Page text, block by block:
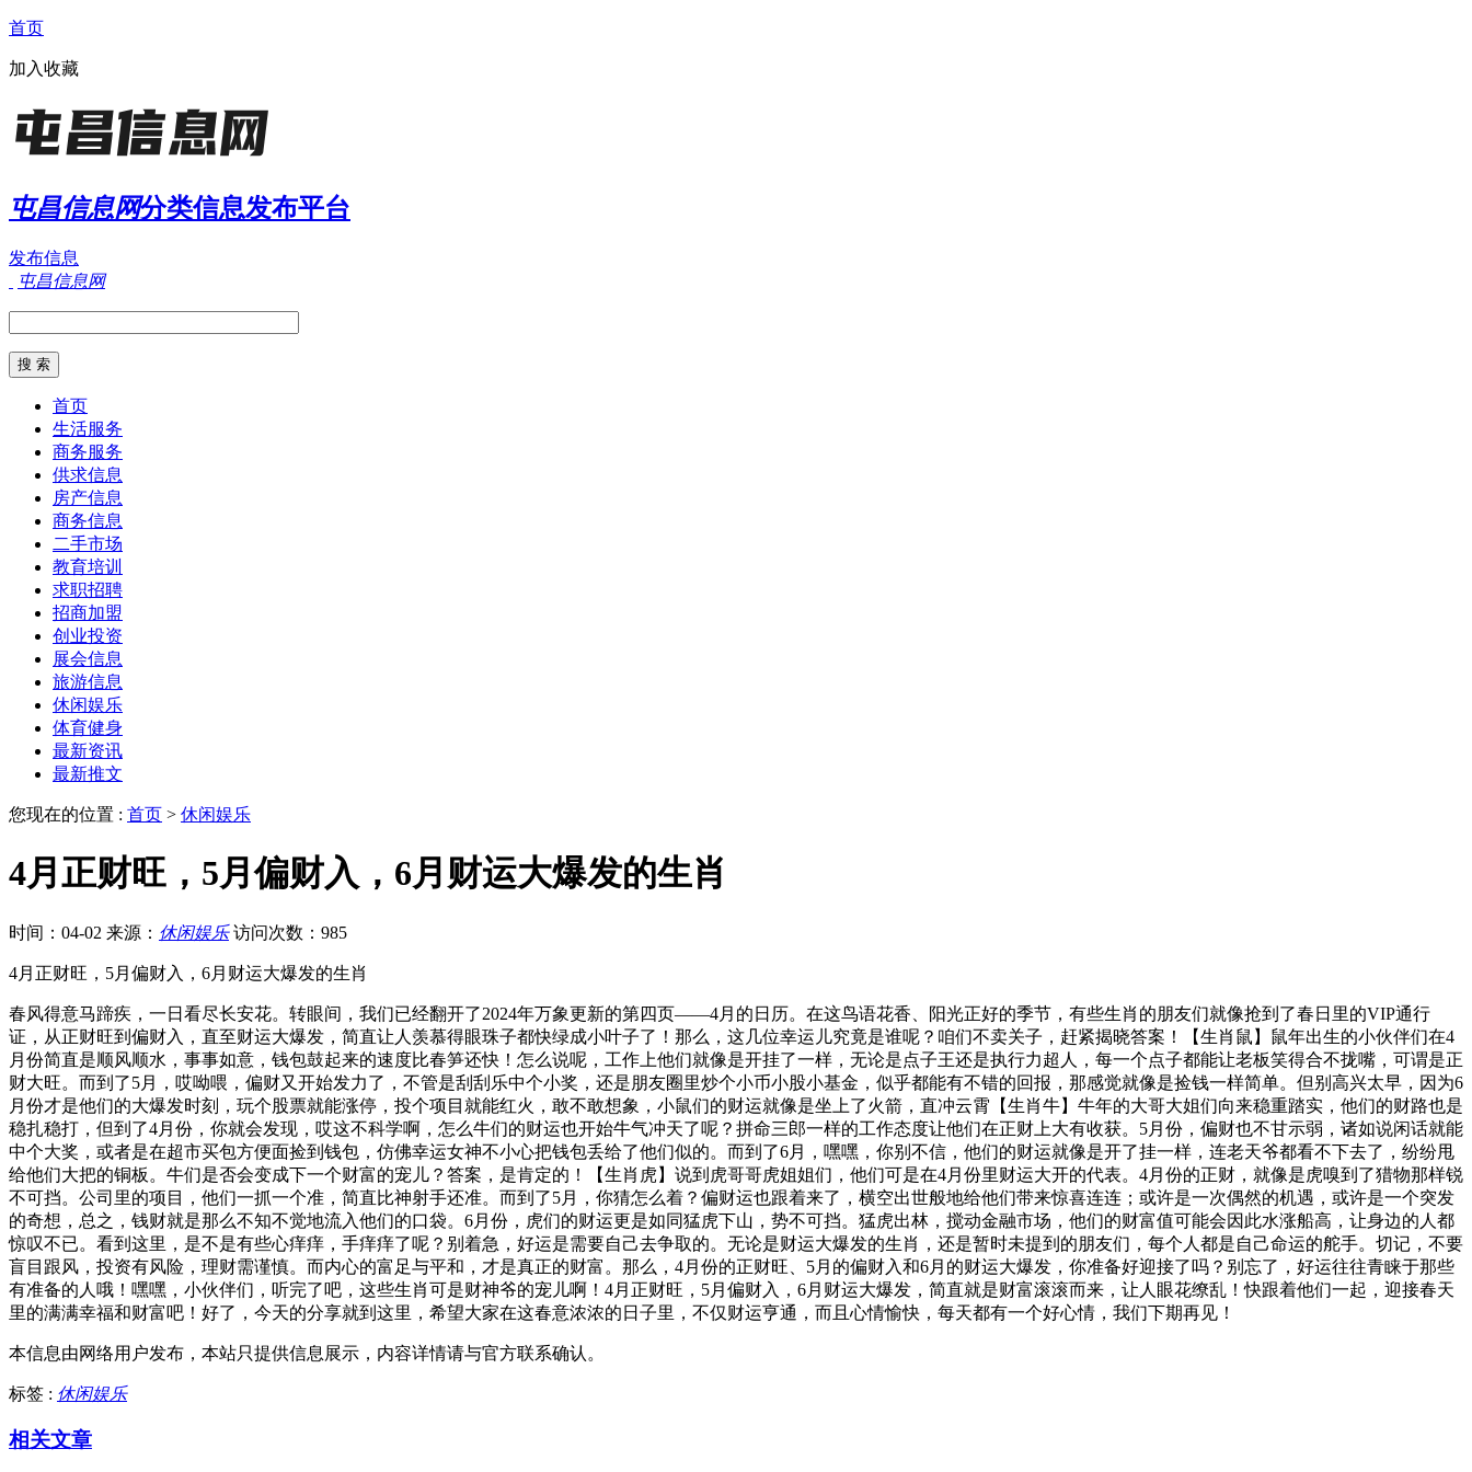
首页
加入收藏
屯昌信息网分类信息发布平台
发布信息
屯昌信息网
首页
生活服务
商务服务
供求信息
房产信息
商务信息
二手市场
教育培训
求职招聘
招商加盟
创业投资
展会信息
旅游信息
休闲娱乐
体育健身
最新资讯
最新推文
您现在的位置 : 首页 > 休闲娱乐
4月正财旺，5月偏财入，6月财运大爆发的生肖
时间：04-02 来源： 休闲娱乐 访问次数：985
4月正财旺，5月偏财入，6月财运大爆发的生肖
春风得意马蹄疾，一日看尽长安花。转眼间，我们已经翻开了2024年万象更新的第四页——4月的日历。在这鸟语花香、阳光正好的季节，有些生肖的朋友们就像抢到了春日里的VIP通行
证，从正财旺到偏财入，直至财运大爆发，简直让人羡慕得眼珠子都快绿成小叶子了！那么，这几位幸运儿究竟是谁呢？咱们不卖关子，赶紧揭晓答案！【生肖鼠】鼠年出生的小伙伴们在4
月份简直是顺风顺水，事事如意，钱包鼓起来的速度比春笋还快！怎么说呢，工作上他们就像是开挂了一样，无论是点子王还是执行力超人，每一个点子都能让老板笑得合不拢嘴，可谓是正
财大旺。而到了5月，哎呦喂，偏财又开始发力了，不管是刮刮乐中个小奖，还是朋友圈里炒个小币小股小基金，似乎都能有不错的回报，那感觉就像是捡钱一样简单。但别高兴太早，因为6
月份才是他们的大爆发时刻，玩个股票就能涨停，投个项目就能红火，敢不敢想象，小鼠们的财运就像是坐上了火箭，直冲云霄【生肖牛】牛年的大哥大姐们向来稳重踏实，他们的财路也是
稳扎稳打，但到了4月份，你就会发现，哎这不科学啊，怎么牛们的财运也开始牛气冲天了呢？拼命三郎一样的工作态度让他们在正财上大有收获。5月份，偏财也不甘示弱，诸如说闲话就能
中个大奖，或者是在超市买包方便面捡到钱包，仿佛幸运女神不小心把钱包丢给了他们似的。而到了6月，嘿嘿，你别不信，他们的财运就像是开了挂一样，连老天爷都看不下去了，纷纷甩
给他们大把的铜板。牛们是否会变成下一个财富的宠儿？答案，是肯定的！【生肖虎】说到虎哥哥虎姐姐们，他们可是在4月份里财运大开的代表。4月份的正财，就像是虎嗅到了猎物那样锐
不可挡。公司里的项目，他们一抓一个准，简直比神射手还准。而到了5月，你猜怎么着？偏财运也跟着来了，横空出世般地给他们带来惊喜连连；或许是一次偶然的机遇，或许是一个突发
的奇想，总之，钱财就是那么不知不觉地流入他们的口袋。6月份，虎们的财运更是如同猛虎下山，势不可挡。猛虎出林，搅动金融市场，他们的财富值可能会因此水涨船高，让身边的人都
惊叹不已。看到这里，是不是有些心痒痒，手痒痒了呢？别着急，好运是需要自己去争取的。无论是财运大爆发的生肖，还是暂时未提到的朋友们，每个人都是自己命运的舵手。切记，不要
盲目跟风，投资有风险，理财需谨慎。而内心的富足与平和，才是真正的财富。那么，4月份的正财旺、5月的偏财入和6月的财运大爆发，你准备好迎接了吗？别忘了，好运往往青睐于那些
有准备的人哦！嘿嘿，小伙伴们，听完了吧，这些生肖可是财神爷的宠儿啊！4月正财旺，5月偏财入，6月财运大爆发，简直就是财富滚滚而来，让人眼花缭乱！快跟着他们一起，迎接春天
里的满满幸福和财富吧！好了，今天的分享就到这里，希望大家在这春意浓浓的日子里，不仅财运亨通，而且心情愉快，每天都有一个好心情，我们下期再见！
本信息由网络用户发布， 本站只提供信息展示，内容详情请与官方联系确认。
标签 : 休闲娱乐
相关文章